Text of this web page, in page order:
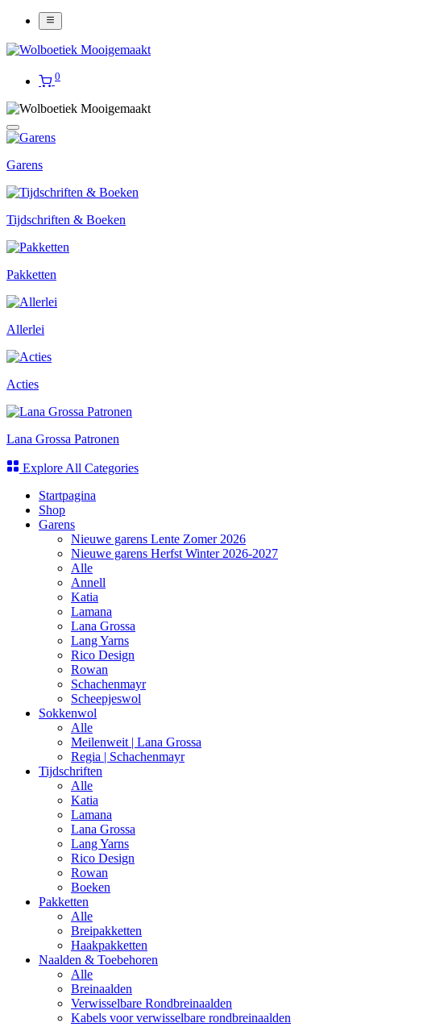
0
Garens
Tijdschriften & Boeken
Pakketten
Allerlei
Acties
Lana Grossa Patronen
Explore All Categories
Startpagina
Shop
Garens
Nieuwe garens Lente Zomer 2026
Nieuwe garens Herfst Winter 2026-2027
Alle
Annell
Katia
Lamana
Lana Grossa
Lang Yarns
Rico Design
Rowan
Schachenmayr
Scheepjeswol
Sokkenwol
Alle
Meilenweit | Lana Grossa
Regia | Schachenmayr
Tijdschriften
Alle
Katia
Lamana
Lana Grossa
Lang Yarns
Rico Design
Rowan
Boeken
Pakketten
Alle
Breipakketten
Haakpakketten
Naalden & Toebehoren
Alle
Breinaalden
Verwisselbare Rondbreinaalden
Kabels voor verwisselbare rondbreinaalden